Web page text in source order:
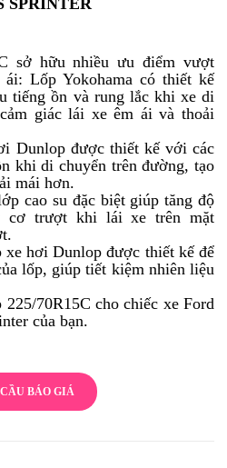
SPRINTER
sở hữu nhiều ưu điểm vượt
Lốp Yokohama có thiết kế
tiếng ồn và rung lắc khi xe di
giác lái xe êm ái và thoải
Dunlop được thiết kế với các
khi di chuyển trên đường, tạo
mái hơn.
cao su đặc biệt giúp tăng độ
cơ trượt khi lái xe trên mặt
hơi Dunlop được thiết kế để
lốp, giúp tiết kiệm nhiên liệu
70R15C cho chiếc xe Ford
của bạn.
BÁO GIÁ